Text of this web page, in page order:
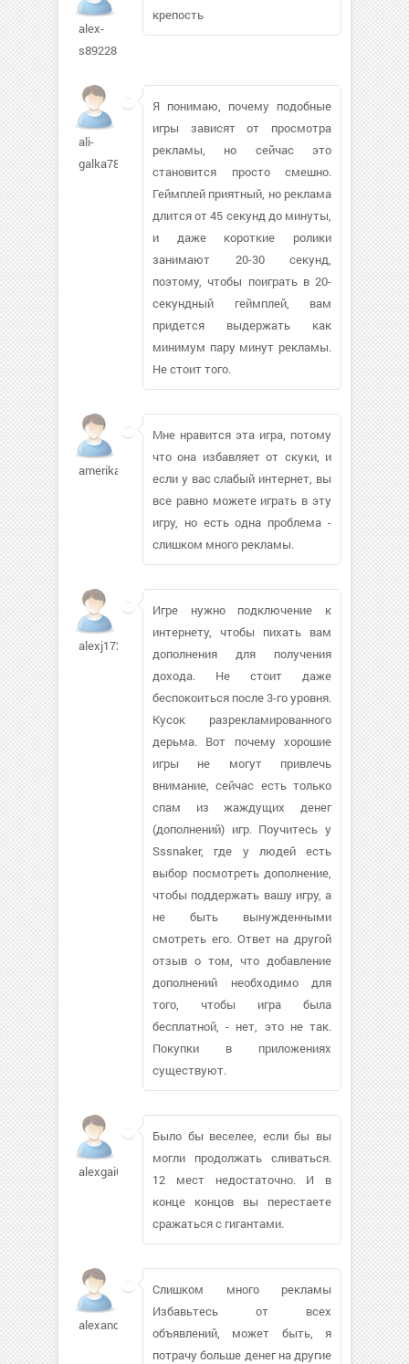
alex-
s89228
крепость
ali-
galka782
Я понимаю, почему подобные
игры зависят от просмотра
рекламы, но сейчас это
становится просто смешно.
Геймплей приятный, но реклама
длится от 45 секунд до минуты,
и даже короткие ролики
занимают 20-30 секунд,
поэтому, чтобы поиграть в 20-
секундный геймплей, вам
придется выдержать как
минимум пару минут рекламы.
Не стоит того.
amerika66149
Мне нравится эта игра, потому
что она избавляет от скуки, и
если у вас слабый интернет, вы
все равно можете играть в эту
игру, но есть одна проблема -
слишком много рекламы.
alexj17246
Игре нужно подключение к
интернету, чтобы пихать вам
дополнения для получения
дохода. Не стоит даже
беспокоиться после 3-го уровня.
Кусок разрекламированного
дерьма. Вот почему хорошие
игры не могут привлечь
внимание, сейчас есть только
спам из жаждущих денег
(дополнений) игр. Поучитесь у
Sssnaker, где у людей есть
выбор посмотреть дополнение,
чтобы поддержать вашу игру, а
не быть вынужденными
смотреть его. Ответ на другой
отзыв о том, что добавление
дополнений необходимо для
того, чтобы игра была
бесплатной, - нет, это не так.
Покупки в приложениях
существуют.
alexgai08607
Было бы веселее, если бы вы
могли продолжать сливаться.
12 мест недостаточно. И в
конце концов вы перестаете
сражаться с гигантами.
alexandrfg
Слишком много рекламы
Избавьтесь от всех
объявлений, может быть, я
потрачу больше денег на другие